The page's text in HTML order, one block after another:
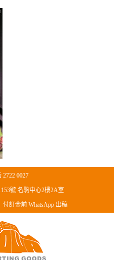
2722 0027
號 名駒中心2樓2A室
付訂金前 WhatsApp 出稿